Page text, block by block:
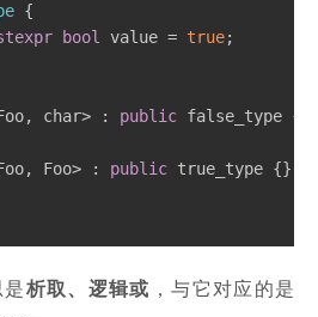
{
bool value = true;
char> : public false_type
Foo> : public true_type {};
析取、逻辑或 ，与它对应的是